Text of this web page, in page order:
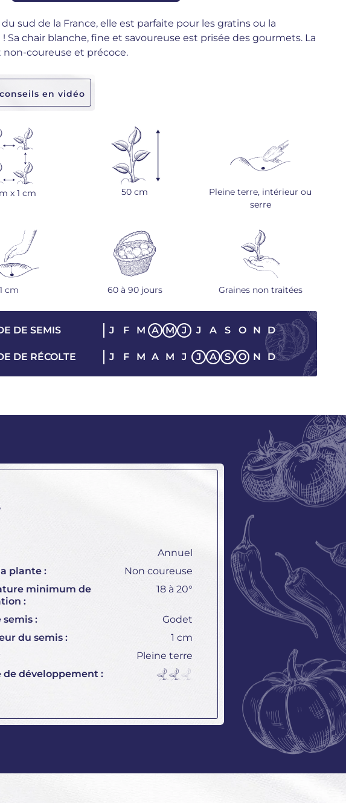
sud de la France, elle est parfaite pour les gratins ou la
Sa chair blanche, fine et savoureuse est prisée des gourmets. La
non-coureuse et précoce.
en vidéo
x 1 cm 50 cm
Pleine terre, intérieur ou
serre
1 cm 60 à 90 jours Graines non traitées
DE SEMIS J F M A M J J A S O N D
DE RÉCOLTE J F M A M J J A S O N D
Annuel
plante :
Non coureuse
minimum de
:
18 à 20°
semis :
Godet
du semis :
1 cm
Pleine terre
de développement :